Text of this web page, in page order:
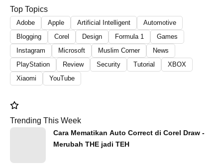
Top Topics
Adobe Apple Artificial Intelligent
Automotive
Blogging
Corel Design Formula 1
Games
Instagram
Microsoft Muslim Corner
News
PlayStation
Review Security Tutorial
XBOX
Xiaomi
YouTube
Trending This Week
Cara Mematikan Auto Correct di Corel Draw -
Merubah THE jadi TEH